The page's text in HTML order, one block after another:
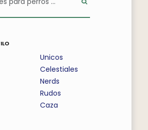
Unicos
Celestiales
Nerds
Rudos
Caza